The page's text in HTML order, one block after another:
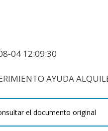
04 12:09:30
AYUDA
el documento original